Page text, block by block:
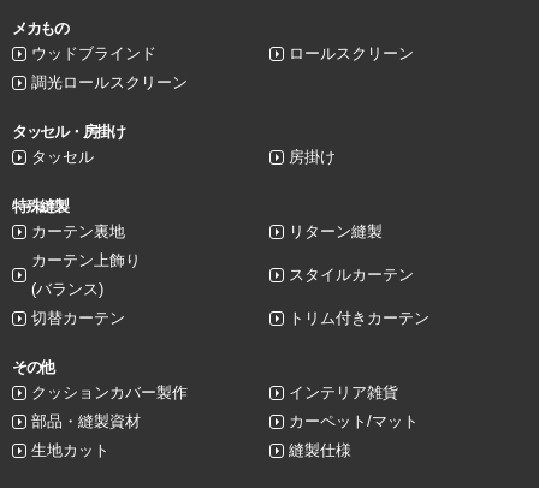
メカもの
ウッドブラインド
ロールスクリーン
調光ロールスクリーン
タッセル・房掛け
タッセル
房掛け
特殊縫製
カーテン裏地
リターン縫製
カーテン上飾り
(バランス)
スタイルカーテン
切替カーテン トリム付きカーテン
その他
クッションカバー製作
インテリア雑貨
部品・縫製資材
カーペット/マット
生地カット
縫製仕様